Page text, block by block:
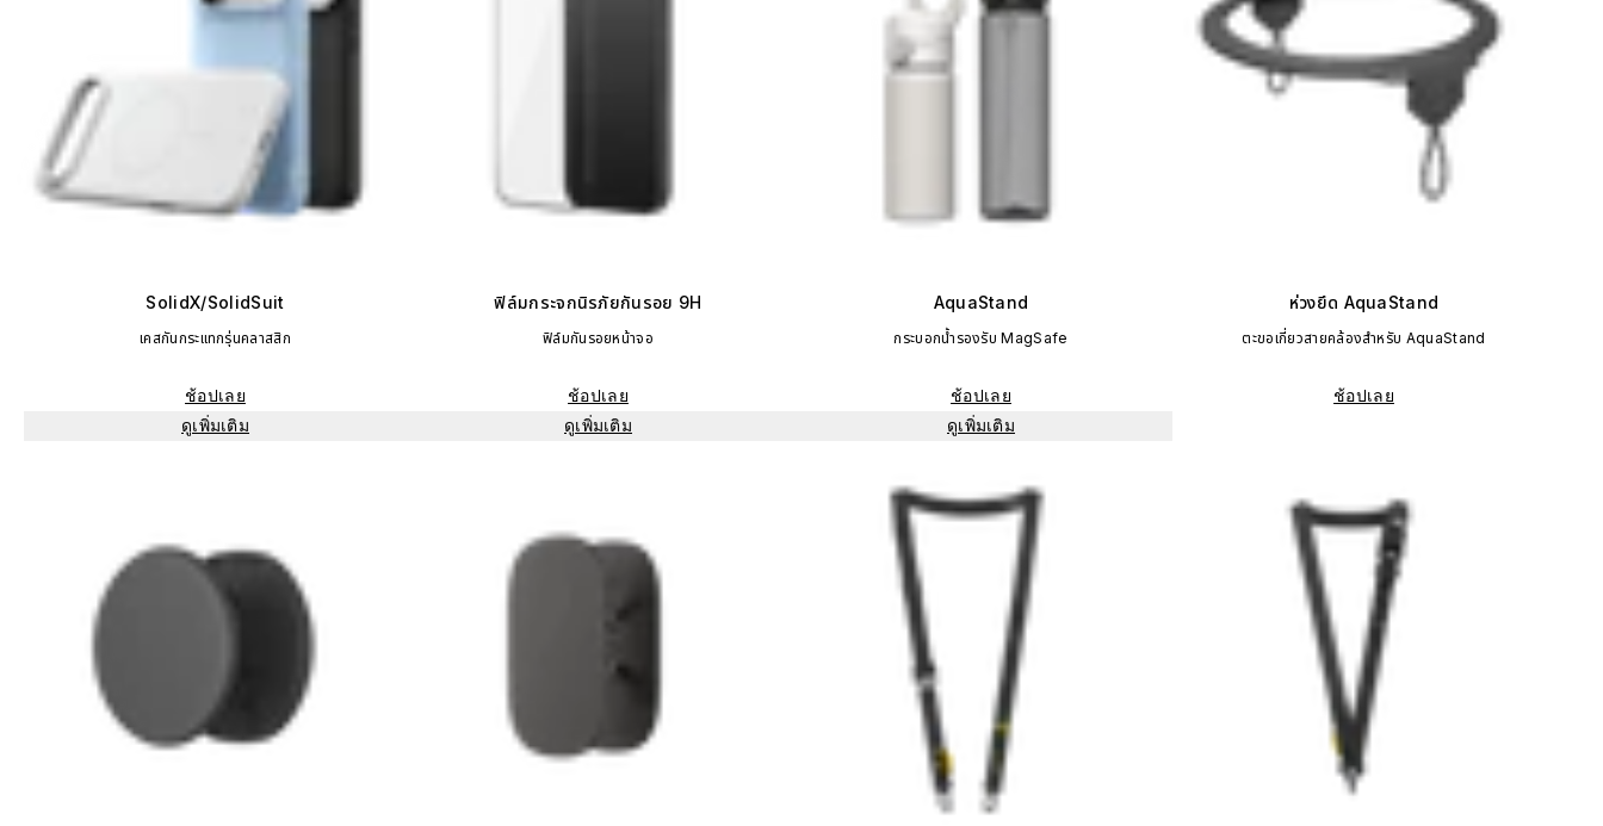
SolidX/SolidSuit
เคสกันกระแทกรุ่นคลาสสิก
ช้อปเลย
ดูเพิ่มเติม
ฟิล์มกระจกนิรภัยกันรอย 9H
ฟิล์มกันรอยหน้าจอ
ช้อปเลย
ดูเพิ่มเติม
AquaStand
กระบอกน้ำรองรับ MagSafe
ช้อปเลย
ดูเพิ่มเติม
ห่วงยึด AquaStand
ตะขอเกี่ยวสายคล้องสำหรับ AquaStand
ช้อปเลย